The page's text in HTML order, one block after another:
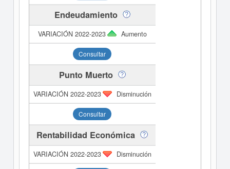
Endeudamiento
Aumento
Consultar
Punto Muerto
Disminución
Consultar
Rentabilidad Económica
Disminución